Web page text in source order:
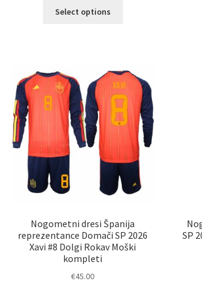
Select options
Možnosti
lahko
izberete
na
strani
izdelka
Nogometni dresi Španija
reprezentance Domači SP 2026
Xavi #8 Dolgi Rokav Moški
kompleti
€45.00
SP